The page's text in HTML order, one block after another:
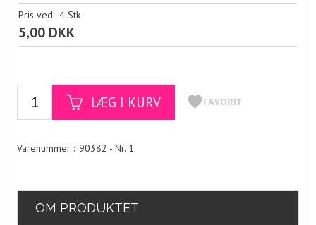
Pris ved: 4 Stk
5,00 DKK
90382 - Nr. 1
OM PRODUKTET